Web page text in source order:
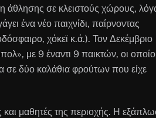
άθλησης σε κλειστούς χώρους,
ένα νέο παιχνίδι, παίρνοντας
χόκεϊ κ.ά.). Τον Δεκέμβριο
με 9 έναντι 9 παικτών, οι
δύο καλάθια φρούτων που είχε
και μαθητές της περιοχής. Η